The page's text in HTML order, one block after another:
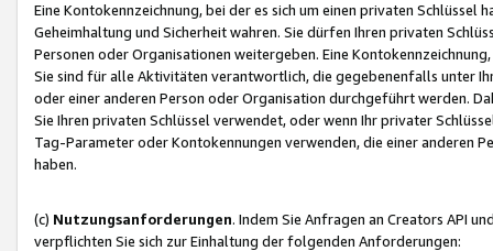
Eine Kontokennzeichnung, bei der es sich um einen privaten
Geheimhaltung und Sicherheit wahren. Sie dürfen Ihren privaten
Personen oder Organisationen weitergeben. Eine
Sie sind für alle Aktivitäten verantwortlich, die gegebenenfalls unter
oder einer anderen Person oder Organisation durchgeführt werden.
Sie Ihren privaten Schlüssel verwendet, oder wenn Ihr privater
Tag-Parameter oder Kontokennungen verwenden, die einer anderen
haben.
(c) Nutzungsanforderungen. Indem Sie Anfragen an Creators API
verpflichten Sie sich zur Einhaltung der folgenden Anforderungen: